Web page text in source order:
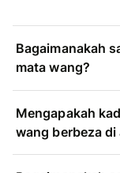
Bagaimanakah
mata wang?
Mengapakah
wang berbeza